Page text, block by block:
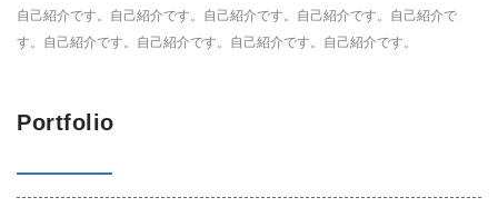
自己紹介です。自己紹介です。自己紹介です。自己紹介です。自己紹介で
す。自己紹介です。自己紹介です。自己紹介です。自己紹介です。
Portfolio